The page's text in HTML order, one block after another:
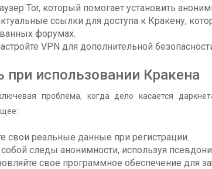
Tor, который помогает установить
ссылки для доступа к Кракену,
форумах.
VPN для дополнительной
при использовании Кракена
проблема, когда дело касается
свои реальные данные при регистрации.
собой следы анонимности, используя
свое программное обеспечение для